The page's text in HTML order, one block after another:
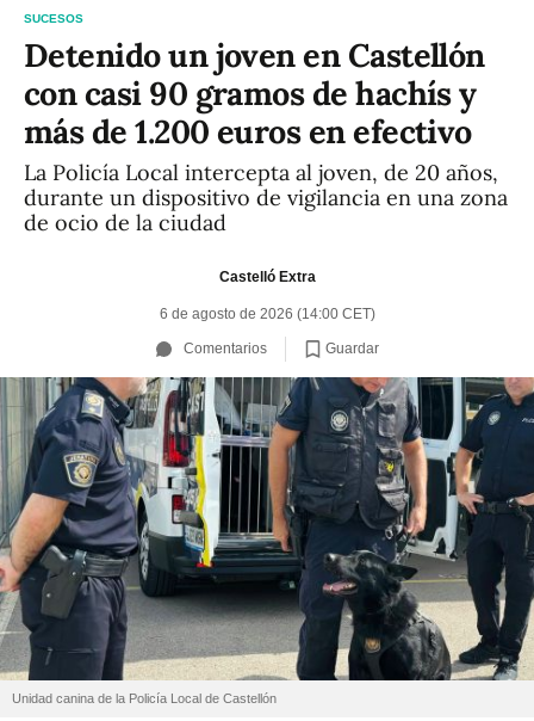
SUCESOS
Detenido un joven en Castellón
con casi 90 gramos de hachís y
más de 1.200 euros en efectivo
La Policía Local intercepta al joven, de 20 años,
durante un dispositivo de vigilancia en una zona
de ocio de la ciudad
Castelló Extra
6 de agosto de 2026 (14:00 CET)
Comentarios Guardar
Unidad canina de la Policía Local de Castellón